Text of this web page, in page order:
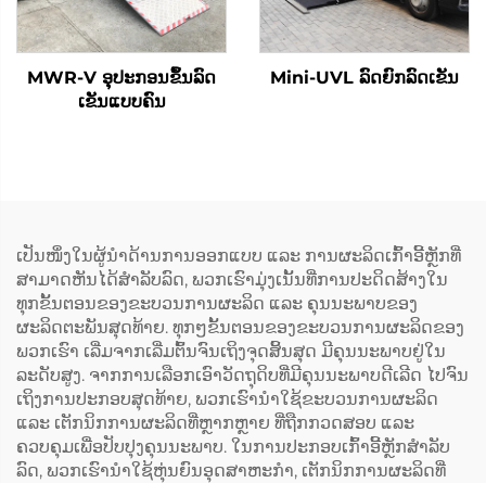
MWR-V ອຸປະກອນຂຶ້ນລົດ
ເຂັນແບບຄົນ
Mini-UVL ລົດຍົກລົດເຂັນ
ເປັນໜຶ່ງໃນຜູ້ນຳດ້ານການອອກແບບ ແລະ ການຜະລິດເກົ້າອີ້ຫຼັກທີ່
ສາມາດຫັນໄດ້ສຳລັບລົດ, ພວກເຮົາມຸ່ງເນັ້ນທີ່ການປະດິດສ້າງໃນ
ທຸກຂັ້ນຕອນຂອງຂະບວນການຜະລິດ ແລະ ຄຸນນະພາບຂອງ
ຜະລິດຕະພັນສຸດທ້າຍ. ທຸກໆຂັ້ນຕອນຂອງຂະບວນການຜະລິດຂອງ
ພວກເຮົາ ເລີ່ມຈາກເລີ່ມຕົ້ນຈົນເຖິງຈຸດສິ້ນສຸດ ມີຄຸນນະພາບຢູ່ໃນ
ລະດັບສູງ. ຈາກການເລືອກເອົາວັດຖຸດິບທີ່ມີຄຸນນະພາບດີເລີດ ໄປຈົນ
ເຖິງການປະກອບສຸດທ້າຍ, ພວກເຮົານຳໃຊ້ຂະບວນການຜະລິດ
ແລະ ເຕັກນິກການຜະລິດທີ່ຫຼາກຫຼາຍ ທີ່ຖືກກວດສອບ ແລະ
ຄວບຄຸມເພື່ອປັບປຸງຄຸນນະພາບ. ໃນການປະກອບເກົ້າອີ້ຫຼັກສຳລັບ
ລົດ, ພວກເຮົານຳໃຊ້ຫຸ່ນຍົນອຸດສາຫະກຳ, ເຕັກນິກການຜະລິດທີ່